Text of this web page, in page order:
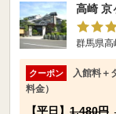
高崎 京
群馬県
クーポン
入館料＋
料金）
【平日】 1,480円